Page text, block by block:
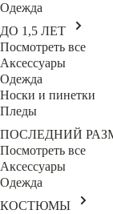
Одежда
ДО 1,5 ЛЕТ
Посмотреть все
Аксессуары
Одежда
Носки и пинетки
Пледы
ПОСЛЕДНИЙ
Посмотреть все
Аксессуары
Одежда
КОСТЮМЫ